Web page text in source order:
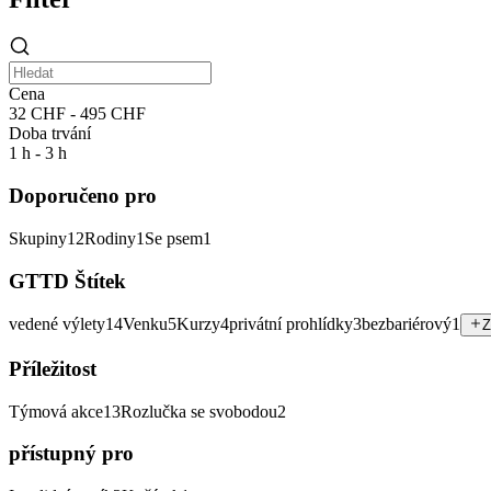
Cena
32 CHF - 495 CHF
Doba trvání
1 h - 3 h
Doporučeno pro
Skupiny12Rodiny1 Se psem1
GTTD Štítek
vedené výlety14Venku5Kurzy4privátní prohlídky3bezbariérový1
Příležitost
Týmová akce13Rozlučka se svobodou2
přístupný pro